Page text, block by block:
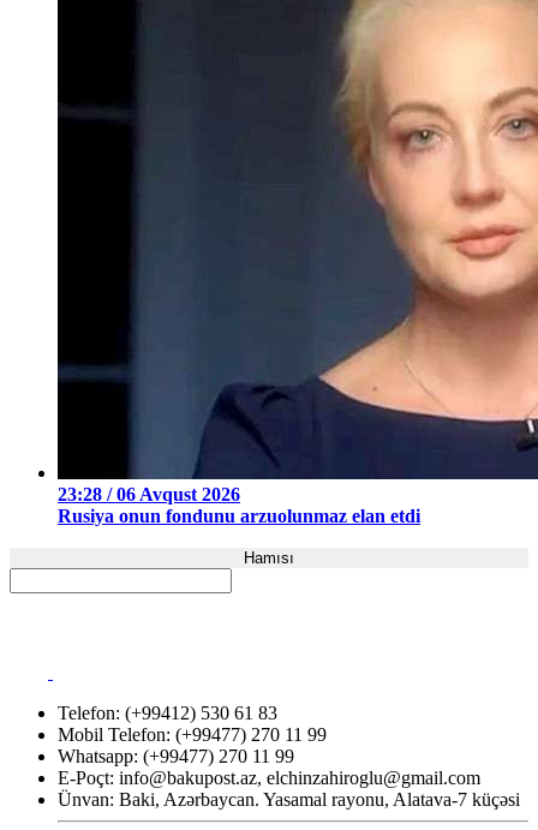
23:28 / 06 Avqust 2026
Rusiya onun fondunu arzuolunmaz elan etdi
Hamısı
Telefon: (+99412) 530 61 83
Mobil Telefon: (+99477) 270 11 99
Whatsapp: (+99477) 270 11 99
E-Poçt: info@bakupost.az, elchinzahiroglu@gmail.com
Ünvan: Baki, Azərbaycan. Yasamal rayonu, Alatava-7 küçəsi